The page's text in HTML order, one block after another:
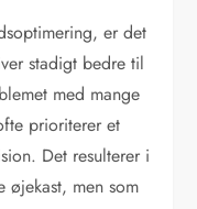
er det
stadigt bedre til
med mange
prioriterer et
Det resulterer i
øjekast, men som